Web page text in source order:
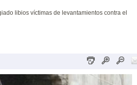
libios víctimas de levantamientos contra el